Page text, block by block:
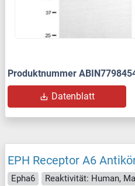
Produktnummer
Datenblatt
EPH Receptor A6
Epha6 Reaktivität: Human,